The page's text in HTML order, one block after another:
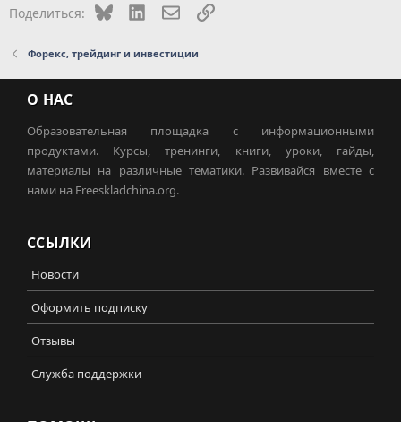
Поделиться: Bluesky LinkedInЭлектронная почта
Ссылка
Форекс, трейдинг и инвестиции
О НАС
Образовательная площадка с информационными
продуктами. Курсы, тренинги, книги, уроки, гайды,
материалы на различные тематики. Развивайся вместе с
нами на Freeskladchina.org.
ССЫЛКИ
Новости
Оформить подписку
Отзывы
Служба поддержки